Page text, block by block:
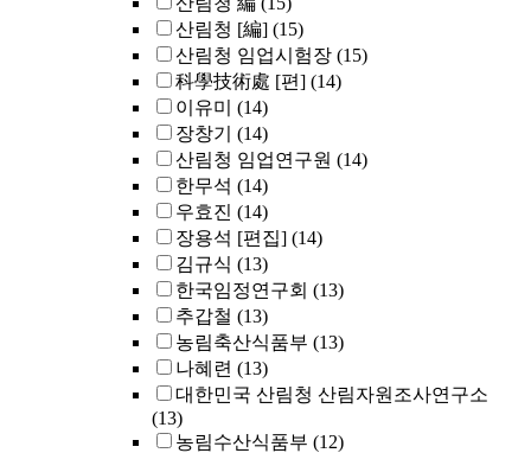
산림청 [編] (15)
산림청 임업시험장 (15)
科學技術處 [편] (14)
이유미
(14)
장창기
(14)
산림청 임업연구원 (14)
한무석 (14)
우효진 (14)
장용석 [편집] (14)
김규식 (13)
한국임정연구회 (13)
추갑철 (13)
농림축산식품부 (13)
나혜련 (13)
대한민국 산림청 산림자원조사연구소
(13)
농림수산식품부 (12)